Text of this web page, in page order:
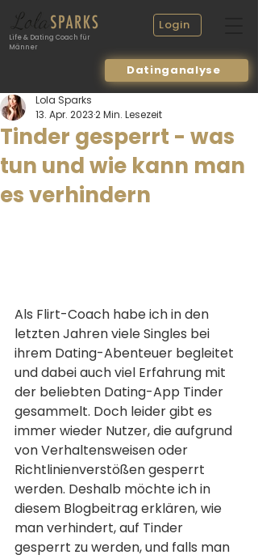
Datinganalyse
Life & Dating Coach für
Männer
Login
Tinder gesperrt - was
tun und wie kann man
es verhindern
Lola Sparks
13. Apr. 20232 Min. Lesezeit
Als Flirt-Coach habe ich in den
letzten Jahren viele Singles bei
ihrem Dating-Abenteuer begleitet
und dabei auch viel Erfahrung mit
der beliebten Dating-App Tinder
gesammelt. Doch leider gibt es
immer wieder Nutzer, die aufgrund
von Verhaltensweisen oder
Richtlinienverstößen gesperrt
werden. Deshalb möchte ich in
diesem Blogbeitrag erklären, wie
man verhindert, auf Tinder
gesperrt zu werden, und falls man